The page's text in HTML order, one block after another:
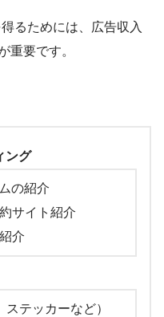
るためには、広告収入
重要です。
ング
の紹介
サイト紹介
介
テッカーなど）